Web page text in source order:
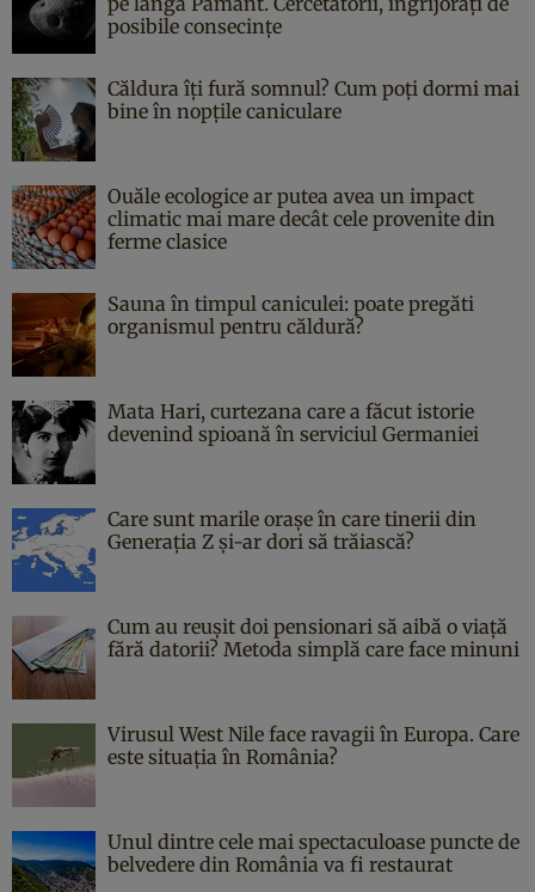
posibile consecințe
Căldura îți fură somnul? Cum poți dormi mai
bine în nopțile caniculare
Ouăle ecologice ar putea avea un impact
climatic mai mare decât cele provenite din
ferme clasice
Sauna în timpul caniculei: poate pregăti
organismul pentru căldură?
Mata Hari, curtezana care a făcut istorie
devenind spioană în serviciul Germaniei
Care sunt marile orașe în care tinerii din
Generația Z și-ar dori să trăiască?
Cum au reușit doi pensionari să aibă o viață
fără datorii? Metoda simplă care face minuni
Virusul West Nile face ravagii în Europa. Care
este situația în România?
Unul dintre cele mai spectaculoase puncte de
belvedere din România va fi restaurat